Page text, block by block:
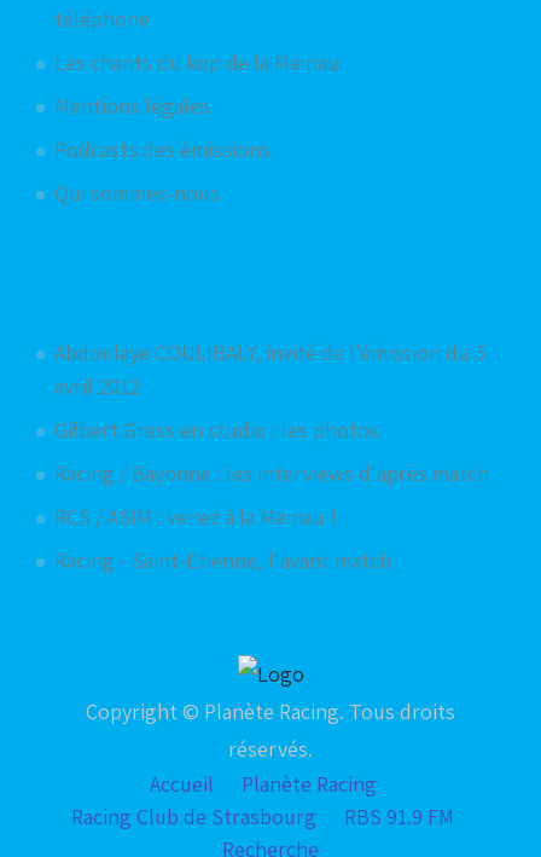
téléphone
Les chants du kop de la Meinau
Mentions légales
Podcasts des émissions
Qui sommes-nous
Abdoulaye COULIBALY, invité de l'émission du 5
avril 2012
Gilbert Gress en studio : les photos
Racing / Bayonne : les interviews d'après match
RCS / ASIM : venez à la Meinau !
Racing - Saint-Etienne, l'avant match
Copyright © Planète Racing. Tous droits
réservés.
Accueil
Planète Racing
Racing Club de Strasbourg
RBS 91.9 FM
Recherche